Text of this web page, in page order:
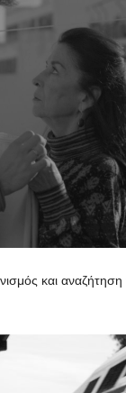
και αναζήτηση